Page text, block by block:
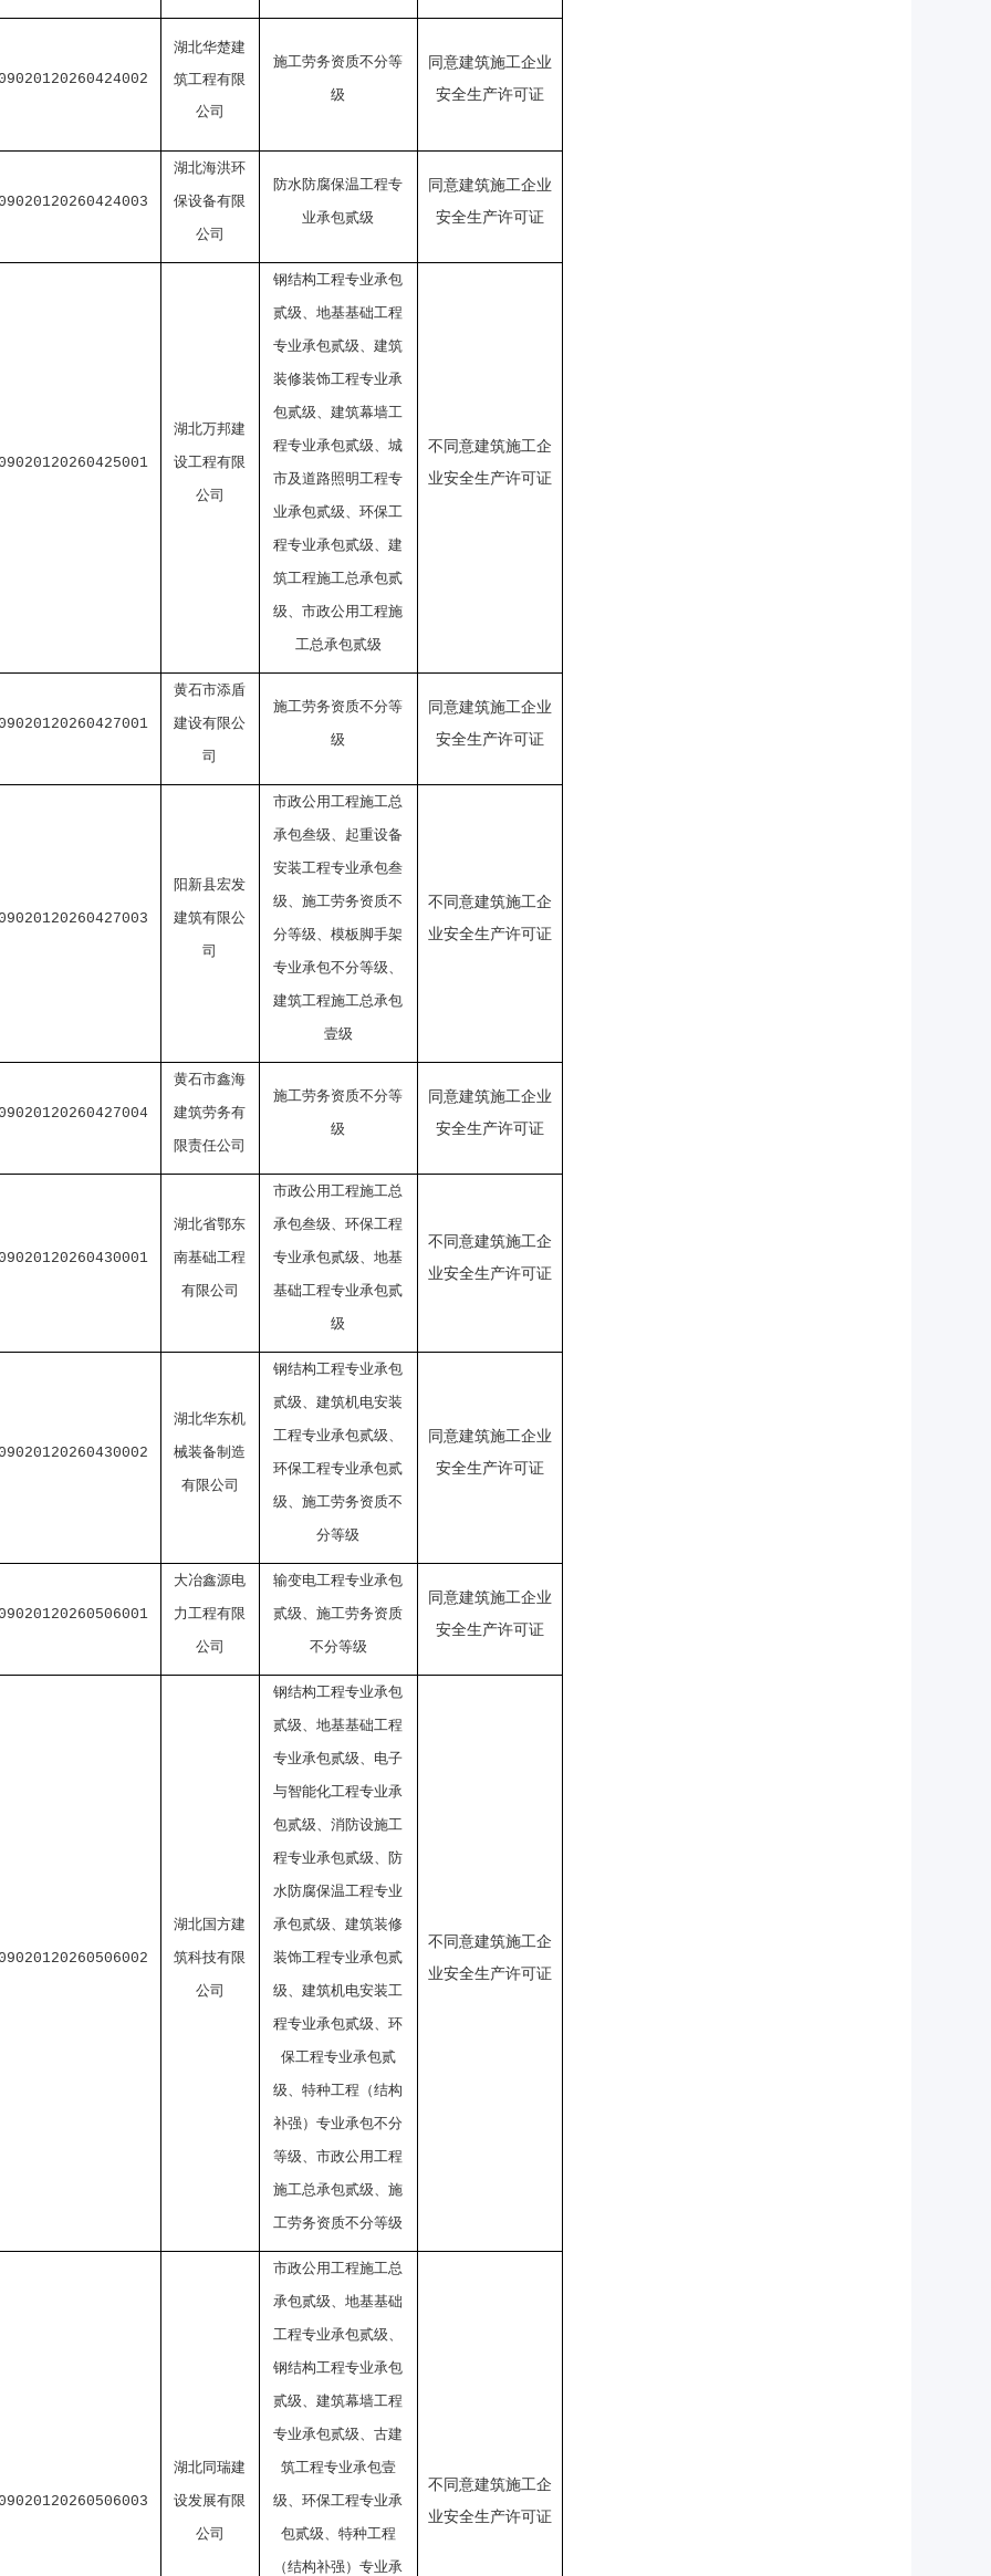
湖北华楚建
筑工程有限
公司
施工劳务资质不分等
级
同意建筑施工企业
安全生产许可证
湖北海洪环
保设备有限
公司
防水防腐保温工程专
业承包贰级
同意建筑施工企业
安全生产许可证
湖北万邦建
设工程有限
公司
钢结构工程专业承包
贰级、地基基础工程
专业承包贰级、建筑
装修装饰工程专业承
包贰级、建筑幕墙工
程专业承包贰级、城
市及道路照明工程专
业承包贰级、环保工
程专业承包贰级、建
筑工程施工总承包贰
级、市政公用工程施
工总承包贰级
不同意建筑施工企
业安全生产许可证
黄石市添盾
建设有限公
司
施工劳务资质不分等
级
同意建筑施工企业
安全生产许可证
阳新县宏发
建筑有限公
司
市政公用工程施工总
承包叁级、起重设备
安装工程专业承包叁
级、施工劳务资质不
分等级、模板脚手架
专业承包不分等级、
建筑工程施工总承包
壹级
不同意建筑施工企
业安全生产许可证
黄石市鑫海
建筑劳务有
限责任公司
施工劳务资质不分等
级
同意建筑施工企业
安全生产许可证
湖北省鄂东
南基础工程
有限公司
市政公用工程施工总
承包叁级、环保工程
专业承包贰级、地基
基础工程专业承包贰
级
不同意建筑施工企
业安全生产许可证
湖北华东机
械装备制造
有限公司
钢结构工程专业承包
贰级、建筑机电安装
工程专业承包贰级、
环保工程专业承包贰
级、施工劳务资质不
分等级
同意建筑施工企业
安全生产许可证
大冶鑫源电
力工程有限
公司
输变电工程专业承包
贰级、施工劳务资质
不分等级
同意建筑施工企业
安全生产许可证
湖北国方建
筑科技有限
公司
钢结构工程专业承包
贰级、地基基础工程
专业承包贰级、电子
与智能化工程专业承
包贰级、消防设施工
程专业承包贰级、防
水防腐保温工程专业
承包贰级、建筑装修
装饰工程专业承包贰
级、建筑机电安装工
程专业承包贰级、环
保工程专业承包贰
级、特种工程（结构
补强）专业承包不分
等级、市政公用工程
施工总承包贰级、施
工劳务资质不分等级
不同意建筑施工企
业安全生产许可证
湖北同瑞建
设发展有限
公司
市政公用工程施工总
承包贰级、地基基础
工程专业承包贰级、
钢结构工程专业承包
贰级、建筑幕墙工程
专业承包贰级、古建
筑工程专业承包壹
级、环保工程专业承
包贰级、特种工程
（结构补强）专业承
不同意建筑施工企
业安全生产许可证